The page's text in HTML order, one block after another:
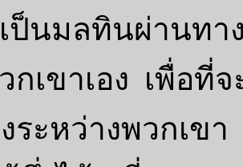
ป็นมลทินผ่านทา
กเขาเอง เพื่อที่
งระหว่างพวกเขา